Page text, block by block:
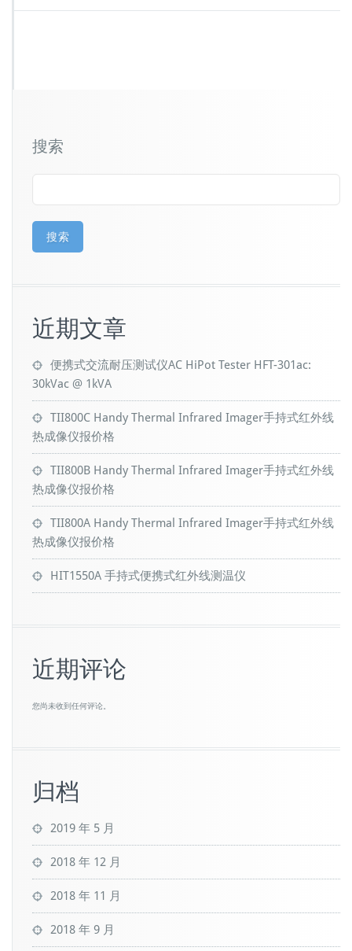
搜索
搜索
近期文章
便携式交流耐压测试仪AC HiPot Tester HFT-301ac:
30kVac @ 1kVA
TII800C Handy Thermal Infrared Imager手持式红外线
热成像仪报价格
TII800B Handy Thermal Infrared Imager手持式红外线
热成像仪报价格
TII800A Handy Thermal Infrared Imager手持式红外线
热成像仪报价格
HIT1550A 手持式便携式红外线测温仪
近期评论
您尚未收到任何评论。
归档
2019 年 5 月
2018 年 12 月
2018 年 11 月
2018 年 9 月